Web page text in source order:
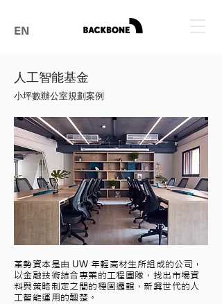
EN
​人工智能基金
小坪數辦公室規劃案例
革勢資本是由 UW 年輕高材生所組成的公司，
以金融技術結合專業的工程團隊，找出市場資
料與策略制定之間的穩固邏輯，新興世代的人
工智能運用的翹楚。